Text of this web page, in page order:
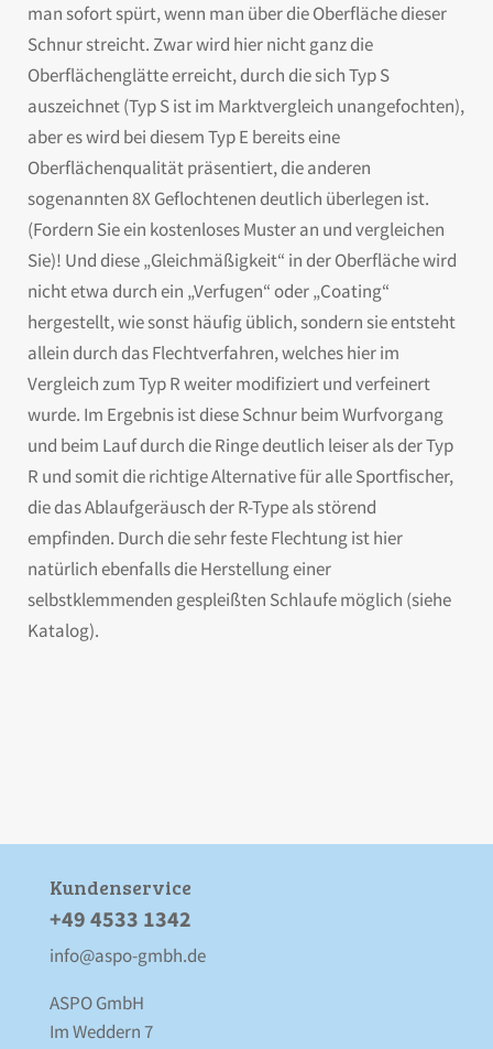
man sofort spürt, wenn man über die Oberfläche dieser
Schnur streicht. Zwar wird hier nicht ganz die
Oberflächenglätte erreicht, durch die sich Typ S
auszeichnet (Typ S ist im Marktvergleich unangefochten),
aber es wird bei diesem Typ E bereits eine
Oberflächenqualität präsentiert, die anderen
sogenannten 8X Geflochtenen deutlich überlegen ist.
(Fordern Sie ein kostenloses Muster an und vergleichen
Sie)! Und diese „Gleichmäßigkeit“ in der Oberfläche wird
nicht etwa durch ein „Verfugen“ oder „Coating“
hergestellt, wie sonst häufig üblich, sondern sie entsteht
allein durch das Flechtverfahren, welches hier im
Vergleich zum Typ R weiter modifiziert und verfeinert
wurde. Im Ergebnis ist diese Schnur beim Wurfvorgang
und beim Lauf durch die Ringe deutlich leiser als der Typ
R und somit die richtige Alternative für alle Sportfischer,
die das Ablaufgeräusch der R-Type als störend
empfinden. Durch die sehr feste Flechtung ist hier
natürlich ebenfalls die Herstellung einer
selbstklemmenden gespleißten Schlaufe möglich (siehe
Katalog).
Kunden­service
+49 4533 1342
info@aspo-gmbh.de
ASPO GmbH
Im Weddern 7